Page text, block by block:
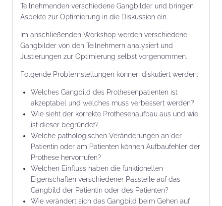
Teilnehmenden verschiedene Gangbilder und bringen
Aspekte zur Optimierung in die Diskussion ein.
Im anschließenden Workshop werden verschiedene
Gangbilder von den Teilnehmern analysiert und
Justierungen zur Optimierung selbst vorgenommen.
Folgende Problemstellungen können diskutiert werden:
Welches Gangbild des Prothesenpatienten ist
akzeptabel und welches muss verbessert werden?
Wie sieht der korrekte Prothesenaufbau aus und wie
ist dieser begründet?
Welche pathologischen Veränderungen an der
Patientin oder am Patienten können Aufbaufehler der
Prothese hervorrufen?
Welchen Einfluss haben die funktionellen
Eigenschaften verschiedener Passteile auf das
Gangbild der Patientin oder des Patienten?
Wie verändert sich das Gangbild beim Gehen auf